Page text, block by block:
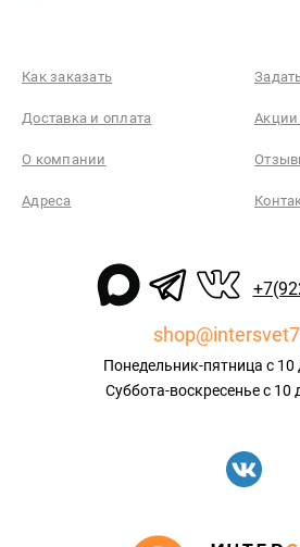
Как заказать
Доставка и оплата Акции
О компании
Адреса
Понедельник-пятница с 10
Суббота-воскресенье с 10